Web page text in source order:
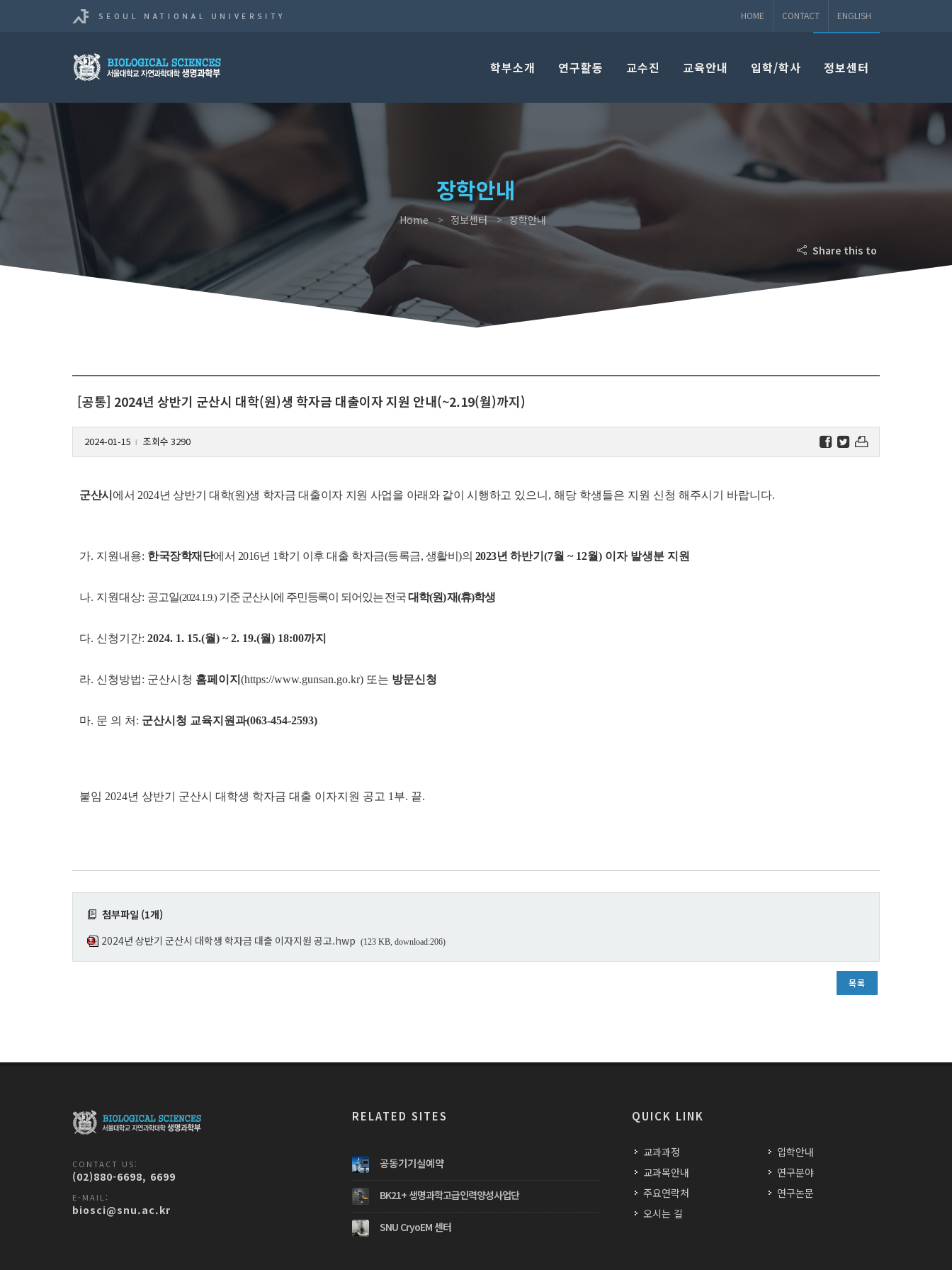
HOME CONTACT ENGLISH
학부소개 연구활동 교수진 교육안내 입학/학사 정보센터
장학안내
Home 정보센터 장학안내
Share this to
[공통] 2024년 상반기 군산시 대학(원)생 학자금 대출이자 지원 안내(~2.19(월)까지)
2024-01-15 l 조회수 3290
군산시 에서 2024년 상반기 대학(원)생 학자금 대출이자 지원 사업을 아래와 같이 시행하고 있으니, 해당 학생들은 지원 신청 해주시기 바랍니다.
가. 지원내용: 한국장학재단에서 2016년 1학기 이후 대출 학자금(등록금, 생활비)의 2023년 하반기(7월 ~ 12월) 이자 발생분 지원
나. 지원대상: 공고일(2024.1.9.)기준 군산시에 주민등록이 되어있는 전국대학(원) 재(휴)학생
다. 신청기간: 2024. 1. 15.(월) ~ 2. 19.(월) 18:00까지
라. 신청방법: 군산시청 홈페이지 (https://www.gunsan.go.kr) 또는 방문신청
마. 문 의 처: 군산시청 교육지원과(063-454-2593)
붙임 2024년 상반기 군산시 대학생 학자금 대출 이자지원 공고 1부. 끝.
첨부파일 (1개)
2024년 상반기 군산시 대학생 학자금 대출 이자지원 공고.hwp (123 KB, download:206)
목록
CONTACT US:
(02)880-6698, 6699
E-MAIL:
biosci@snu.ac.kr
RELATED SITES
공동기기실예약
BK21+ 생명과학고급인력양성사업단
SNU CryoEM 센터
QUICK LINK
교과과정
교과목안내
주요연락처
오시는 길
입학안내
연구분야
연구논문